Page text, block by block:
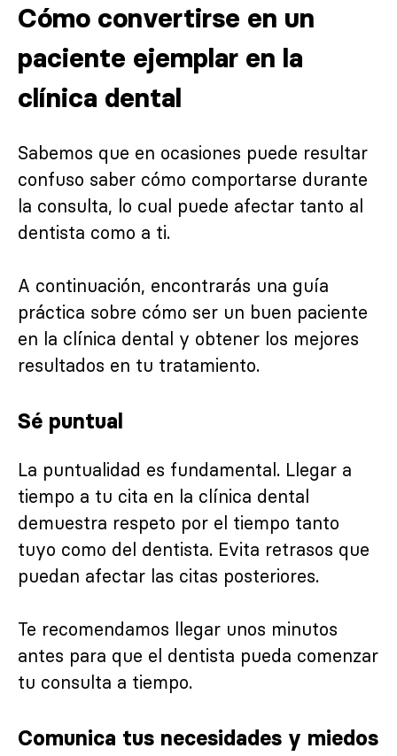
Cómo convertirse en un
paciente ejemplar en la
clínica dental
Sabemos que en ocasiones puede resultar
confuso saber cómo comportarse durante
la consulta, lo cual puede afectar tanto al
dentista como a ti.
A continuación, encontrarás una guía
práctica sobre cómo ser un buen paciente
en la clínica dental y obtener los mejores
resultados en tu tratamiento.
Sé puntual
La puntualidad es fundamental. Llegar a
tiempo a tu cita en la clínica dental
demuestra respeto por el tiempo tanto
tuyo como del dentista. Evita retrasos que
puedan afectar las citas posteriores.
Te recomendamos llegar unos minutos
antes para que el dentista pueda comenzar
tu consulta a tiempo.
Comunica tus necesidades y miedos